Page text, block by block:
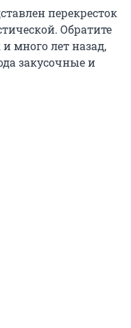
перекресток
Обратите
много лет назад,
закусочные и